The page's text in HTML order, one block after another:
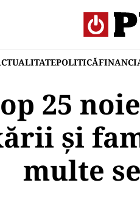
POLITICĂ
25
și
multe